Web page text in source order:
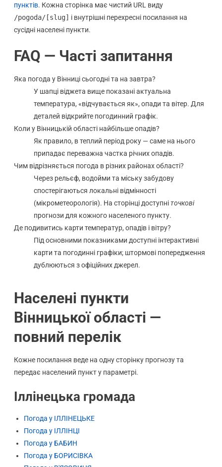
пунктів. Кожна сторінка має чистий URL виду
/pogoda/[slug] і внутрішні перехресні посилання на
сусідні населені пункти.
FAQ — Часті запитання
Яка погода у Вінниці сьогодні та на завтра?
У шапці віджета вище показані актуальна
температура, «відчувається як», опади та вітер. Для
деталей відкрийте погодинний графік.
Коли у Вінницькій області найбільше опадів?
Як правило, в теплий період року — саме на нього
припадає переважна частка річних опадів.
Чим відрізняється погода в різних районах області?
Через рельєф, водойми та міську забудову
спостерігаються локальні відмінності
(мікрометеорологія). На сторінці доступніточкові
прогнози для кожного населеного пункту.
Де подивитись карти температур, опадів і вітру?
Під основними показниками доступні інтерактивні
карти та погодинні графіки; штормові попередження
дублюються з офіційних джерел.
Населені пункти
Вінницької області —
повний перелік
Кожне посилання веде на одну сторінку прогнозу та
передає населений пункт у параметрі.
Іллінецька громада
Погода у ІЛЛІНЕЦЬКЕ
Погода у ІЛЛІНЦІ
Погода у БАБИН
Погода у БОРИСІВКА